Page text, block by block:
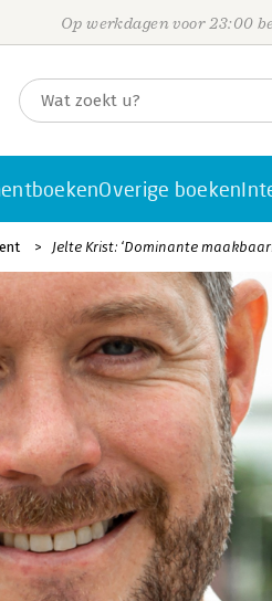
Op werkdagen voor 23:00
Overige boeken
Jelte Krist: ‘Dominante